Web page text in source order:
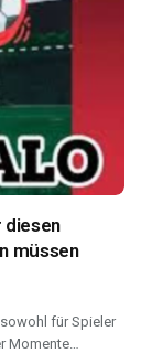
diesen
müssen
für Spieler
Momente…